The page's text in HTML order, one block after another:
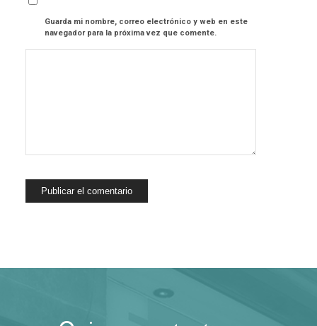
Guarda mi nombre, correo electrónico y web en este
navegador para la próxima vez que comente.